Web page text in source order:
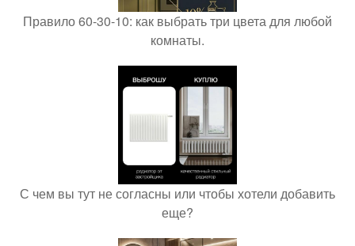
Правило 60-30-10: как выбрать три цвета для любой
комнаты.
С чем вы тут не согласны или чтобы хотели добавить
еще?